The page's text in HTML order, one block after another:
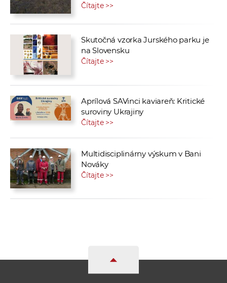
Čítajte >>
Skutočná vzorka Jurského parku je
na Slovensku
Čítajte >>
Aprílová SAVinci kaviareň: Kritické
suroviny Ukrajiny
Čítajte >>
Multidisciplinárny výskum v Bani
Nováky
Čítajte >>